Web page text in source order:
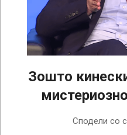
Зошто
Сподели со